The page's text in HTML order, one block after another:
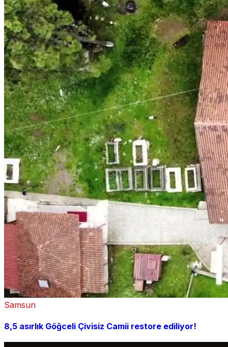
Samsun
8,5 asırlık Göğceli Çivisiz Camii restore ediliyor!